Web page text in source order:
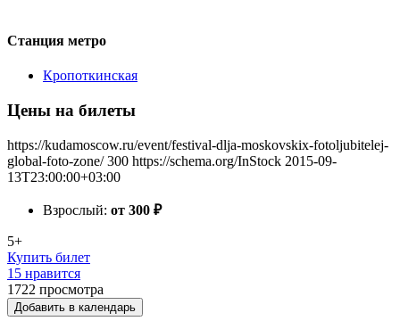
Станция метро
Кропоткинская
Цены на билеты
https://kudamoscow.ru/event/festival-dlja-moskovskix-fotoljubitelej-
global-foto-zone/ 300 https://schema.org/InStock 2015-09-
13T23:00:00+03:00
Взрослый: от 300 ₽
5+
Купить билет
15 нравится
1722 просмотра
Добавить в календарь